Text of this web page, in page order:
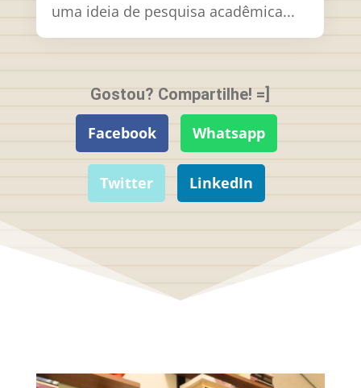
uma ideia de pesquisa acadêmica...
Gostou? Compartilhe! =]
Facebook
Whatsapp
Twitter LinkedIn